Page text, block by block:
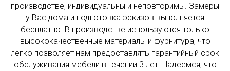
производстве, индивидуальны и неповторимы. Замеры
у Вас дома и подготовка эскизов выполняется
бесплатно. В производстве используются только
высококачественные материалы и фурнитура, что
легко позволяет нам предоставлять гарантийный срок
обслуживания мебели в течении 3 лет. Надеемся, что